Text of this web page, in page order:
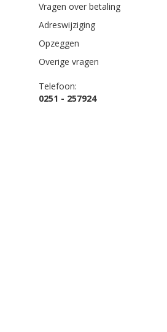
Vragen over betaling
Adreswijziging
Opzeggen
Overige vragen
Telefoon:
0251 - 257924